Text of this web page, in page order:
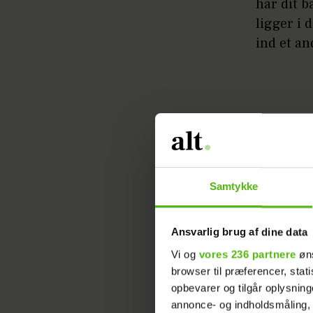
Samtykke
Ansvarlig brug af dine data
Vi og vores 236 partnere
browser til præferencer,
opbevarer og tilgår
annonce- og
har dit
ligger i
ind et
som
Typisk
vejen,
første
forklarer